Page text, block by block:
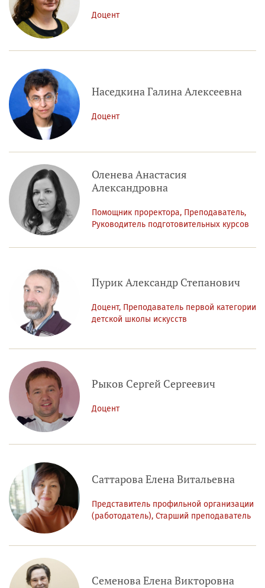
Доцент
Наседкина Галина Алексеевна
Доцент
Оленева Анастасия
Александровна
Помощник проректора, Преподаватель,
Руководитель подготовительных курсов
Пурик Александр Степанович
Доцент, Преподаватель первой категории
детской школы искусств
Рыков Сергей Сергеевич
Доцент
Саттарова Елена Витальевна
Представитель профильной организации
(работодатель), Старший преподаватель
Семенова Елена Викторовна